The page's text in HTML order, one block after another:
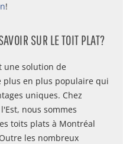
!
SUR LE TOIT PLAT?
une solution de
plus en plus populaire qui
uniques. Chez
nous sommes
toits plats à Montréal
les nombreux